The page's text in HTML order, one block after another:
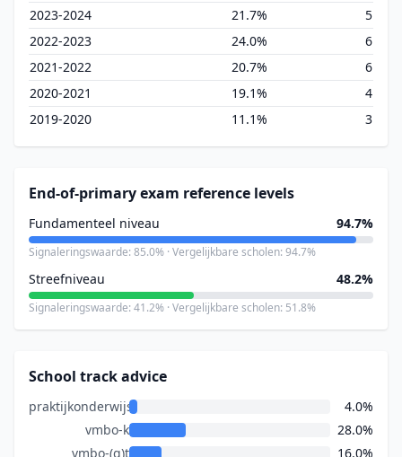
2023-2024
21.7%
5
2022-2023
24.0%
6
2021-2022
20.7%
6
2020-2021
19.1%
4
2019-2020
11.1% 3
End-of-primary exam reference levels
Fundamenteel niveau 94.7%
Signaleringswaarde: 85.0% · Vergelijkbare scholen: 94.7%
Streefniveau 48.2%
Signaleringswaarde: 41.2% · Vergelijkbare scholen: 51.8%
School track advice
praktijkonderwijs
4.0%
vmbo-k
28.0%
vmbo-(g)t
16.0%